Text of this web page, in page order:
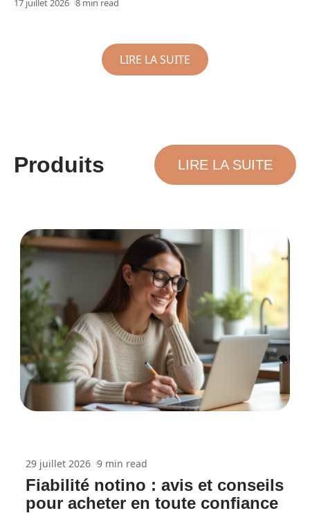
17 juillet 2026 8 min read
LIRE LA SUITE
Produits LIRE LA SUITE
29 juillet 2026 9 min read
Fiabilité notino : avis et conseils
pour acheter en toute confiance